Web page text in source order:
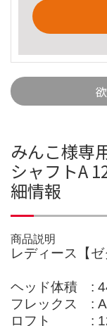
みんこ様専
シャフトA
細情報
商品説明
レディース【
ヘッド体積 :
フレックス : A
ロフト :